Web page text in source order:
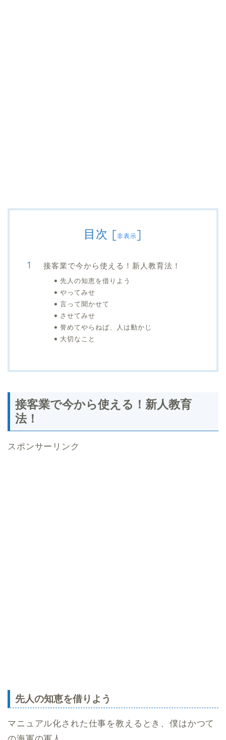
目次 [非表示]
接客業で今から使える！新人教育法！
先人の知恵を借りよう
やってみせ
言って聞かせて
させてみせ
誉めてやらねば、人は動かじ
大切なこと
接客業で今から使える！新人教育
法！
スポンサーリンク
先人の知恵を借りよう
マニュアル化された仕事を教えるとき、僕はかつて